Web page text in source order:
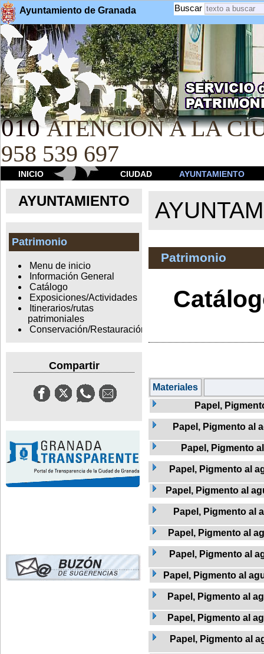
Ayuntamiento de Granada Buscar
010 ATENCION A LA
958 539 697
INICIO CIUDAD AYUNTAMIENTO
AYUNTAMIENTO
Patrimonio
Menu de inicio
Información General
Catálogo
Exposiciones/Actividades
Itinerarios/rutas
patrimoniales
Conservación/Restauración
Compartir
Patrimonio
Materiales
Papel,
Papel, Pigmento al
Papel, Pigmento
Papel, Pigmento al
Papel, Pigmento al
Papel, Pigmento al
Papel, Pigmento al
Papel, Pigmento al
Papel, Pigmento al
Papel, Pigmento al
Papel, Pigmento al
Papel, Pigmento al